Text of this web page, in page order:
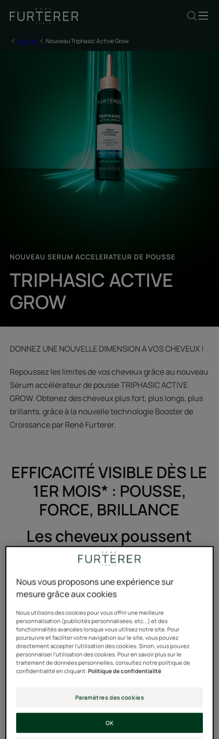
Accueil Nouveau Triphasic Active Grow
NOUVEAU SERUM ACCELERATEUR DE POUSSE
TRIPHASIC ACTIVE
GROW
DONNEZ UNE NOUVELLE DIMENSION A VOS CHEVEUX !
Repoussez les limites de vos cheveux grâce au nouveau
Sérum accélérateur de pousse TRIPHASIC ACTIVE
GROW. Obtenez des cheveux plus fort, plus longs, plus
brillants, grâce à la nouvelle technologie Booster de
Croissance par René Furterer.
EFFICACITÉ VISIBLE DÈS LE
1ER MOIS* : POUSSE,
FORCE, BRILLANCE
Les cheveux poussent
2X plus forts,
plus vite*
Nous vous proposons une expérience sur
mesure grâce aux cookies
Nous utilisons des cookies pour vous offrir une meilleure
personnalisation (publicités personnalisées, etc...) et des
fonctionnalités avancées lorsque vous utilisez notre site. Pour
poursuivre et faciliter votre navigation sur le site, vous pouvez
directement accepter l'utilisation des cookies. Sinon, vous pouvez
personnaliser l'utilisation des cookies. Pour en savoir plus sur le
traitement de données personnelles, consultez notre politique de
confidentialité en cliquant:Politique de confidentialité
Paramètres des cookies
OK